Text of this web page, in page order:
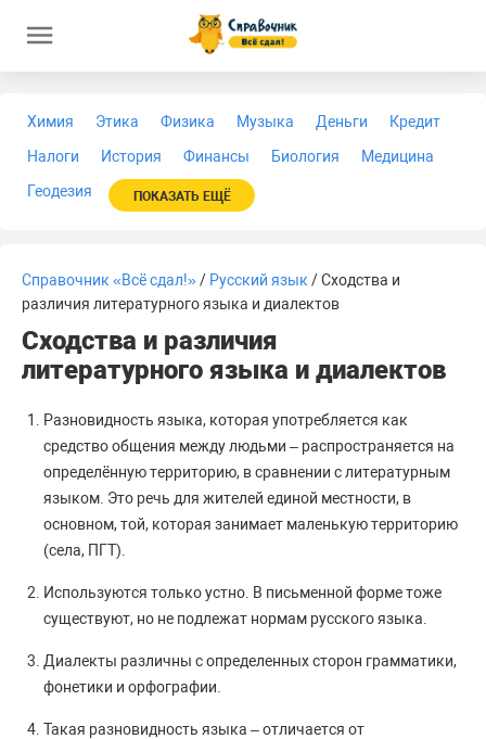
Химия Этика Физика Музыка Деньги
Кредит
Налоги
История Финансы Биология
Медицина
Геодезия
ПОКАЗАТЬ ЕЩЁ
Справочник «Всё сдал!»/ Русский язык / Сходства и
различия литературного языка и диалектов
Сходства и различия
литературного языка и диалектов
Разновидность языка, которая употребляется как
средство общения между людьми – распространяется на
определённую территорию, в сравнении с литературным
языком. Это речь для жителей единой местности, в
основном, той, которая занимает маленькую территорию
(села, ПГТ).
Используются только устно. В письменной форме тоже
существуют, но не подлежат нормам русского языка.
Диалекты различны с определенных сторон грамматики,
фонетики и орфографии.
Такая разновидность языка – отличается от